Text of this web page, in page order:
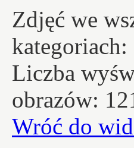
Zdjęć we
kategoriach:
Liczba
obrazów:
Wróć do